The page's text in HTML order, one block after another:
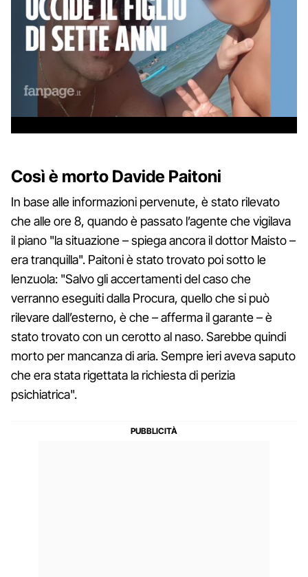
Così è morto Davide Paitoni
In base alle informazioni pervenute, è stato rilevato
che alle ore 8, quando è passato l’agente che vigilava
il piano "la situazione – spiega ancora il dottor Maisto –
era tranquilla". Paitoni è stato trovato poi sotto le
lenzuola: "Salvo gli accertamenti del caso che
verranno eseguiti dalla Procura, quello che si può
rilevare dall’esterno, è che – afferma il garante – è
stato trovato con un cerotto al naso. Sarebbe quindi
morto per mancanza di aria. Sempre ieri aveva saputo
che era stata rigettata la richiesta di perizia
psichiatrica".